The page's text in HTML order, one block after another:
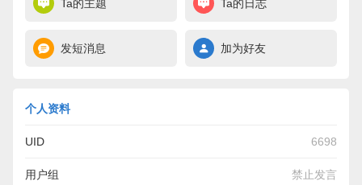
Ta的主题 Ta的日志
发短消息 加为好友
个人资料
UID 6698
用户组 禁止发言